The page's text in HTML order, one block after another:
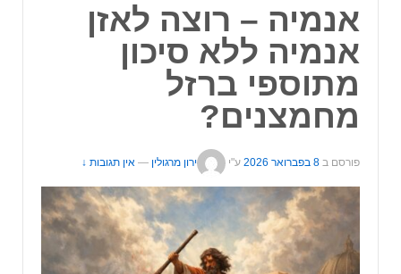
אנמיה – רוצה לאזן
אנמיה ללא סיכון
מתוספי ברזל
מחמצנים?
פורסם ב 8 בפברואר 2026 ע"י ירון מרגולין — אין תגובות ↓